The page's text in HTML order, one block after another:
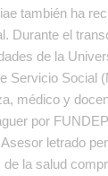
también ha
Durante el
de la
Servicio Social
médico y
por
letrado
la salud